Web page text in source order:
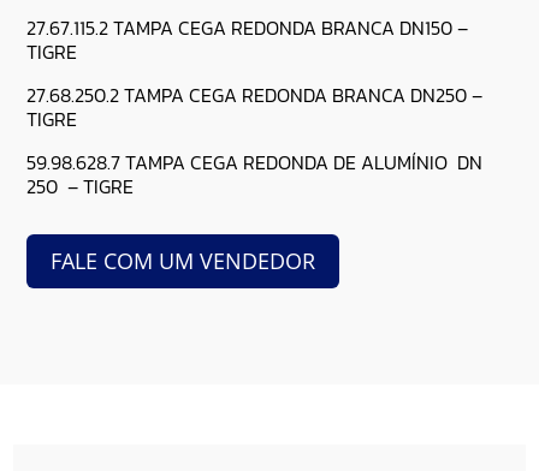
27.67.115.2 TAMPA CEGA REDONDA BRANCA DN150 –
TIGRE
27.68.250.2 TAMPA CEGA REDONDA BRANCA DN250 –
TIGRE
59.98.628.7 TAMPA CEGA REDONDA DE ALUMÍNIO DN
250 – TIGRE
FALE COM UM VENDEDOR